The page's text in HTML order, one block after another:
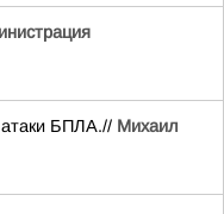
БПЛА.// Михаил